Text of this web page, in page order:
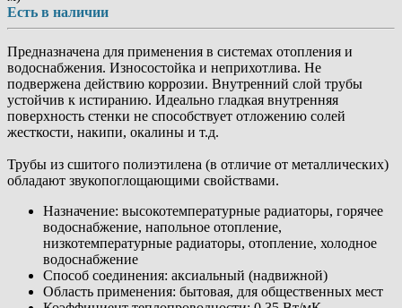
Есть в наличии
Предназначена для применения в системах отопления и
водоснабжения. Износостойка и неприхотлива. Не
подвержена действию коррозии. Внутренний слой трубы
устойчив к истиранию. Идеально гладкая внутренняя
поверхность стенки не способствует отложению солей
жесткости, накипи, окалины и т.д.
Трубы из сшитого полиэтилена (в отличие от металлических)
обладают звукопоглощающими свойствами.
Назначение: высокотемпературные радиаторы, горячее
водоснабжение, напольное отопление,
низкотемпературные радиаторы, отопление, холодное
водоснабжение
Способ соединения: аксиальный (надвижной)
Область применения: бытовая, для общественных мест